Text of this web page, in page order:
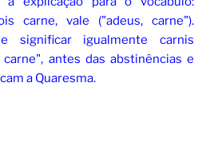
carne, vale ("adeus, carne").
significar igualmente carnis
antes das abstinências e
a Quaresma.